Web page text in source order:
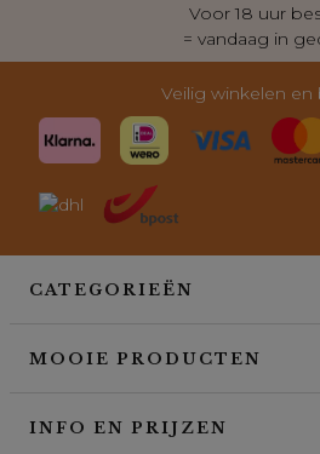
Voor 18 uur
= vandaag in
Veilig winkelen en
CATEGORIEËN
MOOIE PRODUCTEN
INFO EN PRIJZEN